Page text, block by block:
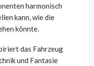
harmonisch
kann, wie die
könnte.
das Fahrzeug
und Fantasie